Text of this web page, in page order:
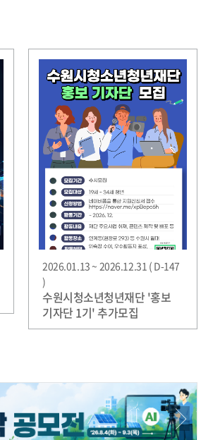
2026.01.13 ~ 2026.12.31 ( D-147
)
수원시청소년청년재단 '홍보
기자단 1기' 추가모집